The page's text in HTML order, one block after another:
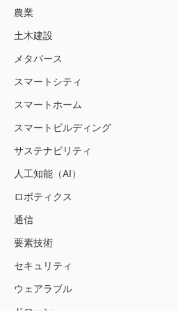
農業
土木建設
メタバース
スマートシティ
スマートホーム
スマートビルディング
サステナビリティ
人工知能（AI）
ロボティクス
通信
要素技術
セキュリティ
ウェアラブル